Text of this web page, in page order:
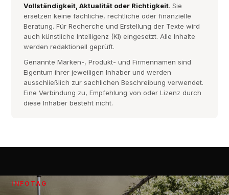
Vollständigkeit, Aktualität oder Richtigkeit. Sie
ersetzen keine fachliche, rechtliche oder finanzielle
Beratung. Für Recherche und Erstellung der Texte wird
auch künstliche Intelligenz (KI) eingesetzt. Alle Inhalte
werden redaktionell geprüft.
Genannte Marken-, Produkt- und Firmennamen sind
Eigentum ihrer jeweiligen Inhaber und werden
ausschließlich zur sachlichen Beschreibung verwendet.
Eine Verbindung zu, Empfehlung von oder Lizenz durch
diese Inhaber besteht nicht.
INFOTAG